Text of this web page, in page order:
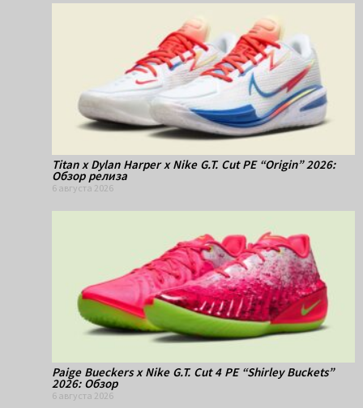
Titan x Dylan Harper x Nike G.T. Cut PE “Origin” 2026:
Обзор релиза
6 августа 2026
Paige Bueckers x Nike G.T. Cut 4 PE “Shirley Buckets”
2026: Обзор
6 августа 2026